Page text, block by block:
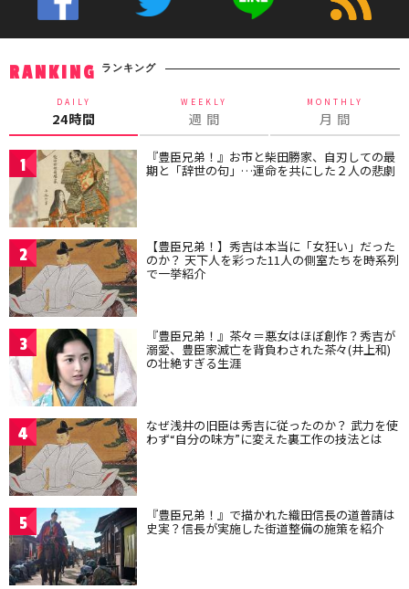
RANKING ランキング
DAILY
24時間
WEEKLY
週 間
MONTHLY
月 間
1 『豊臣兄弟！』お市と柴田勝家、自刃しての最
期と「辞世の句」…運命を共にした２人の悲劇
2 【豊臣兄弟！】秀吉は本当に「女狂い」だった
のか？ 天下人を彩った11人の側室たちを時系列
で一挙紹介
3 『豊臣兄弟！』茶々＝悪女はほぼ創作？秀吉が
溺愛、豊臣家滅亡を背負わされた茶々(井上和)
の壮絶すぎる生涯
4 なぜ浅井の旧臣は秀吉に従ったのか？ 武力を使
わず“自分の味方”に変えた裏工作の技法とは
5 『豊臣兄弟！』で描かれた織田信長の道普請は
史実？信長が実施した街道整備の施策を紹介